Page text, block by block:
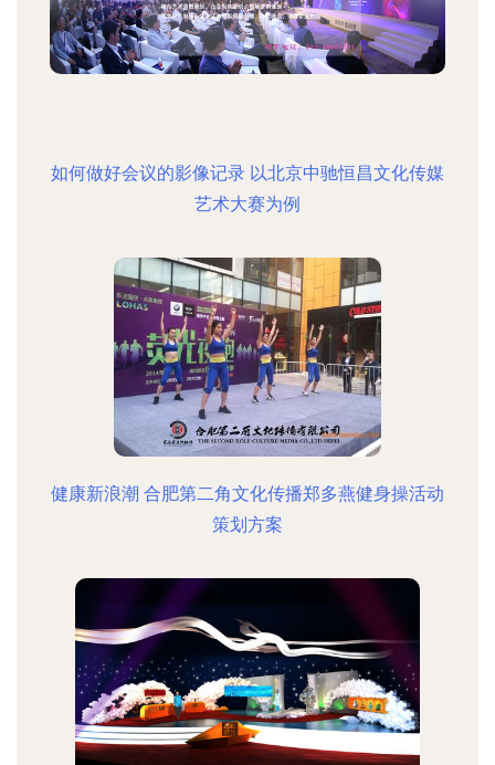
如何做好会议的影像记录 以北京中驰恒昌文化传媒
艺术大赛为例
健康新浪潮 合肥第二角文化传播郑多燕健身操活动
策划方案